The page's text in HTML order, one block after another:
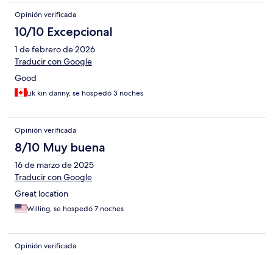
Opinión verificada
10/10 Excepcional
1 de febrero de 2026
Traducir con Google
Good
Lik kin danny, se hospedó 3 noches
Opinión verificada
8/10 Muy buena
16 de marzo de 2025
Traducir con Google
Great location
Willing, se hospedó 7 noches
Opinión verificada